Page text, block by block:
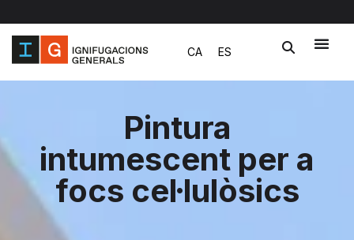
Vés
al
contingut
CA ES
Pintura
intumescent per a
focs cel·lulòsics